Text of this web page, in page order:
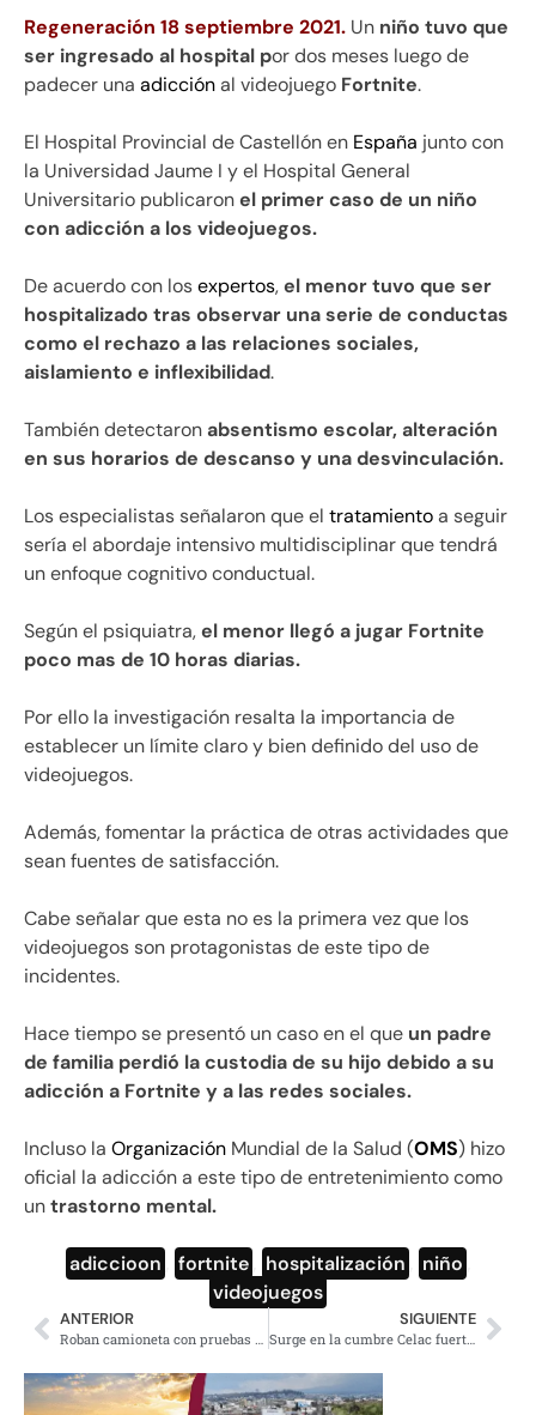
Regeneración 18 septiembre 2021. Un niño tuvo que
ser ingresado al hospital por dos meses luego de
padecer una adicciónal videojuego Fortnite.
El Hospital Provincial de Castellón en España junto con
la Universidad Jaume I y el Hospital General
Universitario publicaronel primer caso de un niño
con adicción a los videojuegos.
De acuerdo con losexpertos,el menor tuvo que ser
hospitalizado tras observar una serie de conductas
como el rechazo a las relaciones sociales,
aislamiento e inflexibilidad.
También detectaronabsentismo escolar, alteración
en sus horarios de descanso y una desvinculación.
Los especialistas señalaron que el tratamientoa seguir
sería el abordaje intensivo multidisciplinar que tendrá
un enfoque cognitivo conductual.
Según el psiquiatra,el menor llegó a jugar Fortnite
poco mas de 10 horas diarias.
Por ello la investigación resalta la importancia de
establecer un límite claro y bien definido del uso de
videojuegos.
Además, fomentar la práctica de otras actividades que
sean fuentes de satisfacción.
Cabe señalar que esta no es la primera vez que los
videojuegos son protagonistas de este tipo de
incidentes.
Hace tiempo se presentó un caso en el que un padre
de familia perdió la custodia de su hijo debido a su
adicción a Fortnite y a las redes sociales.
Incluso la Organización Mundial de la Salud (OMS) hizo
oficial la adicción a este tipo de entretenimiento como
untrastorno mental.
adiccioon fortnite hospitalización niño
videojuegos
ANTERIOR
Roban camioneta con pruebas Covid-19 en el aeropuerto de la CDMX
SIGUIENTE
Surge en la cumbre Celac fuerte consenso por la integración regional